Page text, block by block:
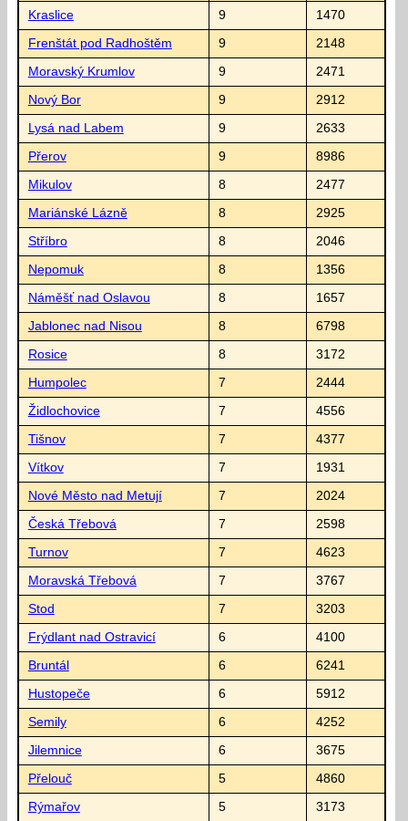
Kraslice 9 1470
Frenštát pod Radhoštěm 9 2148
Moravský Krumlov 9 2471
Nový Bor 9 2912
Lysá nad Labem 9 2633
Přerov 9 8986
Mikulov 8 2477
Mariánské Lázně 8 2925
Stříbro 8 2046
Nepomuk 8 1356
Náměšť nad Oslavou 8 1657
Jablonec nad Nisou 8 6798
Rosice 8 3172
Humpolec 7 2444
Židlochovice 7 4556
Tišnov 7 4377
Vítkov 7 1931
Nové Město nad Metují 7 2024
Česká Třebová 7 2598
Turnov 7 4623
Moravská Třebová 7 3767
Stod 7 3203
Frýdlant nad Ostravicí 6 4100
Bruntál 6 6241
Hustopeče 6 5912
Semily 6 4252
Jilemnice 6 3675
Přelouč 5 4860
Rýmařov 5 3173